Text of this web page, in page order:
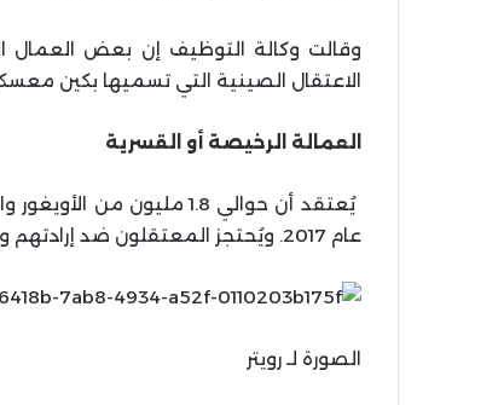
وقالت وكالة التوظيف إن بعض العمال
الاعتقال الصينية التي تسميها بكين
العمالة الرخيصة أو القسرية
يُعتقد أن حوالي 1.8 مليون
عام 2017. ويُحتجز المعتقلون ضد إرادتهم ويتحملون المعاملة اللاإنسانية والتلقين السياسي.
الصورة لـ رويتر